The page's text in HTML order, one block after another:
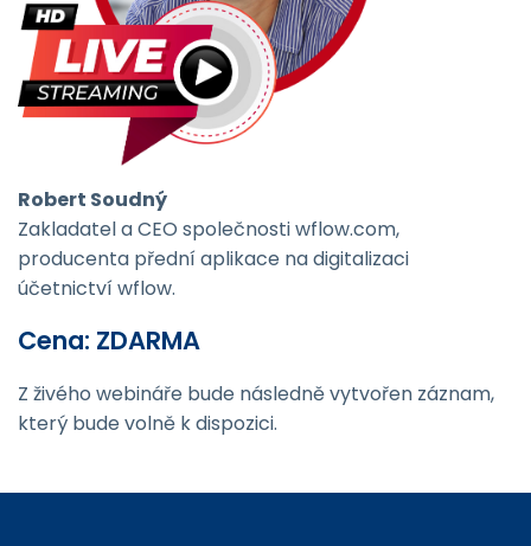
Robert Soudný
Zakladatel a CEO společnosti wflow.com,
producenta přední aplikace na digitalizaci
účetnictví wflow.
Cena: ZDARMA
Z živého webináře bude následně vytvořen záznam,
který bude volně k dispozici.